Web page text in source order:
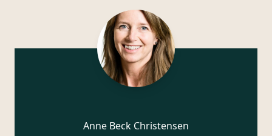
Anne Beck Christensen